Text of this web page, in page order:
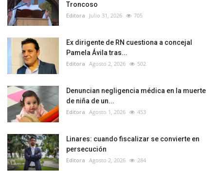
Troncoso
Editora Julio 31, 2026 705
Ex dirigente de RN cuestiona a concejal
Pamela Ávila tras...
Editora Agosto 2, 2026 502
Denuncian negligencia médica en la muerte
de niña de un...
Editora Agosto 1, 2026 453
Linares: cuando fiscalizar se convierte en
persecución
Editora Agosto 2, 2026 284